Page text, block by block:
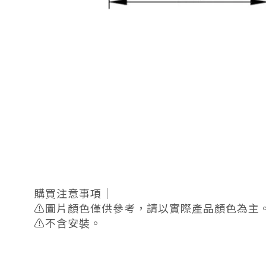
購買注意事項｜
⚠️圖片顏色僅供參考，請以實際產品顏色為主
⚠️不含安裝。